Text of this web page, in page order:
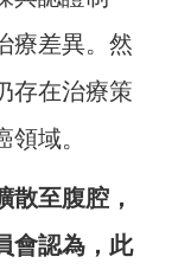
療差異。然
存在治療策
域。
散至腹腔，
會認為，此